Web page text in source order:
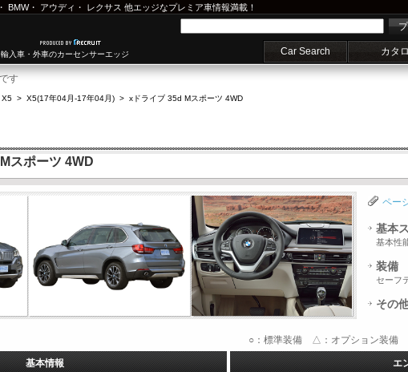
・ BMW・ アウディ ・ レクサス 他エッジなプレミア車情報満載！
入車・外車のカーセンサーエッジ Car Search カタ
す
X5 > X5(17年04月-17年04月) > xドライブ 35d Mスポーツ 4WD
スポーツ 4WD
ペー
基本
基本性
装備
セーフ
その
○：標準装備 △：オプション装備 -
基本情報 エ